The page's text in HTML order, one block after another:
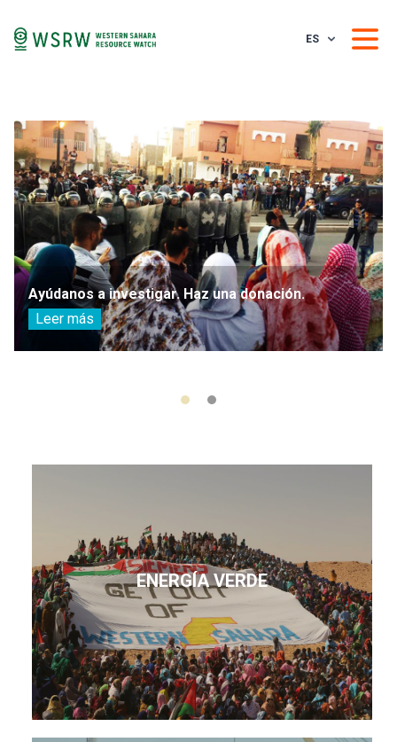
ES
Ayúdanos a investigar. Haz una donación.
Leer más
ENERGÍA VERDE